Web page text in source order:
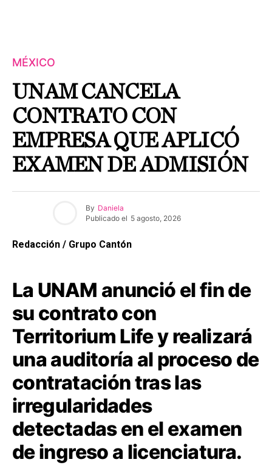
MÉXICO
UNAM CANCELA
CONTRATO CON
EMPRESA QUE APLICÓ
EXAMEN DE ADMISIÓN
By Daniela
Publicado el 5 agosto, 2026
Redacción / Grupo Cantón
La UNAM anunció el fin de
su contrato con
Territorium Life y realizará
una auditoría al proceso de
contratación tras las
irregularidades
detectadas en el examen
de ingreso a licenciatura.